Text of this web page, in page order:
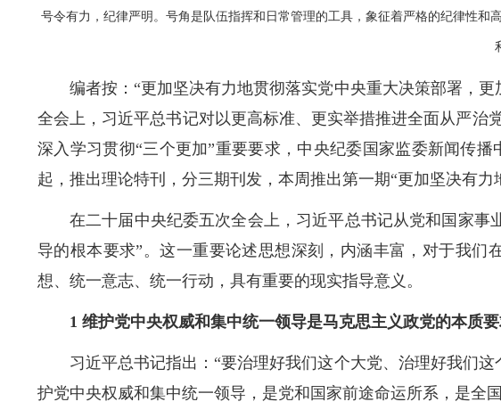
号令有力，纪律严明。号角是队伍指挥和日常管理的工具，象征着严格的纪律性
编者按：“更加坚决有力地贯彻落实党中央重大决策部署，
全会上，习近平总书记对以更高标准、更实举措推进全面从严治
深入学习贯彻“三个更加”重要要求，中央纪委国家监委新闻传
起，推出理论特刊，分三期刊发，本周推出第一期“更加坚决有力
在二十届中央纪委五次全会上，习近平总书记从党和国家
导的根本要求”。这一重要论述思想深刻，内涵丰富，对于我
想、统一意志、统一行动，具有重要的现实指导意义。
1 维护党中央权威和集中统一领导是马克思主义政党的本质
习近平总书记指出：“要治理好我们这个大党、治理好我们
护党中央权威和集中统一领导，是党和国家前途命运所系，是全